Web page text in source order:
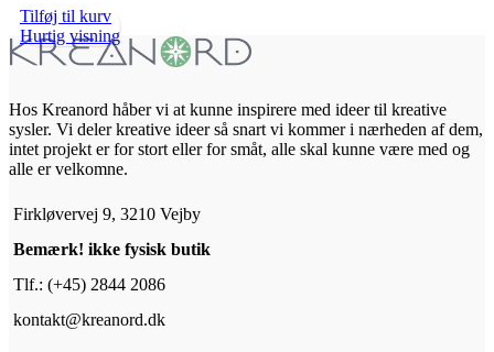
Tilføj til kurv
Hurtig visning
Hos Kreanord håber vi at kunne inspirere med ideer til kreative
sysler. Vi deler kreative ideer så snart vi kommer i nærheden af dem,
intet projekt er for stort eller for småt, alle skal kunne være med og
alle er velkomne.
Firkløvervej 9, 3210 Vejby
Bemærk! ikke fysisk butik
Tlf.: (+45) 2844 2086
kontakt@kreanord.dk